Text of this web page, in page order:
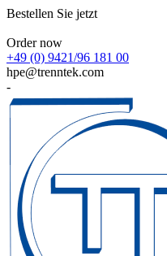
Bestellen Sie jetzt
Order now
+49 (0) 9421/96 181 00
hpe@trenntek.com
-